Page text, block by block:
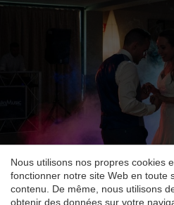
Nous utilisons nos propres cookies
fonctionner notre site Web en toute
contenu. De même, nous utilisons
obtenir des données sur votre